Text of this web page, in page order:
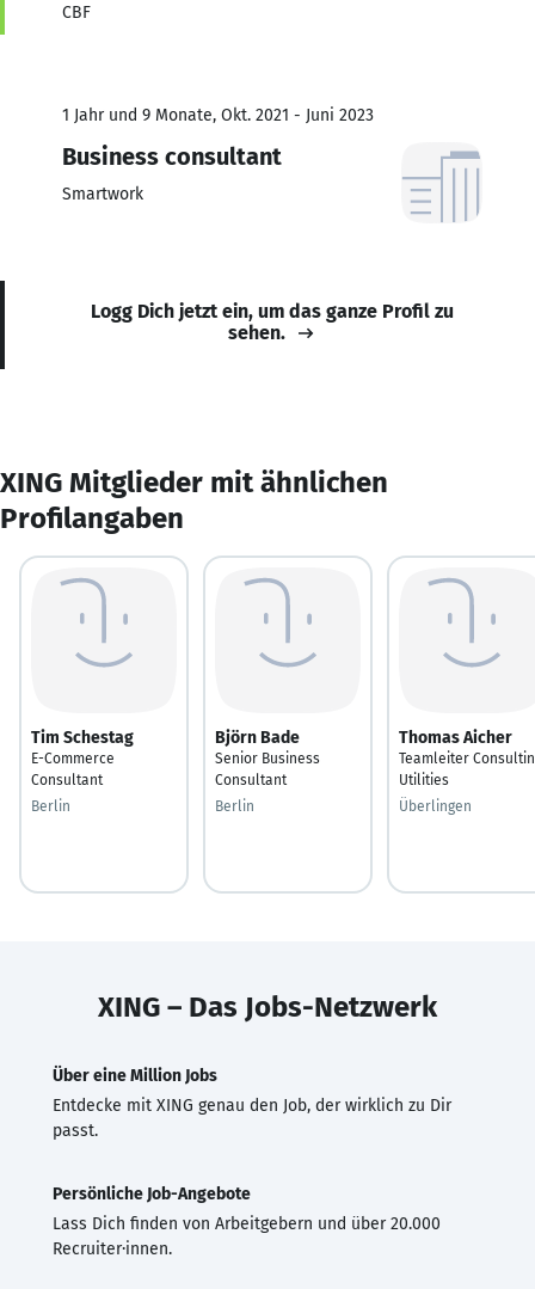
CBF
1 Jahr und 9 Monate, Okt. 2021 - Juni 2023
Business consultant
Smartwork
Logg Dich jetzt ein, um das ganze Profil zu
sehen.
XING Mitglieder mit ähnlichen
Profilangaben
Tim Schestag
E-Commerce
Consultant
Berlin
Björn Bade
Senior Business
Consultant
Berlin
Thomas Aicher
Teamleiter
Utilities
Überlingen
XING – Das Jobs-Netzwerk
Über eine Million Jobs
Entdecke mit XING genau den Job, der wirklich zu Dir
passt.
Persönliche Job-Angebote
Lass Dich finden von Arbeitgebern und über 20.000
Recruiter·innen.